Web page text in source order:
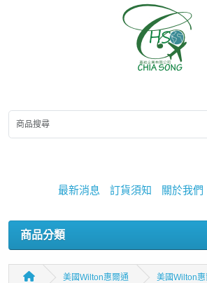
最新消息 訂貨須知 關於我們
商品分類
美國Wilton惠爾通 美國Wilton惠